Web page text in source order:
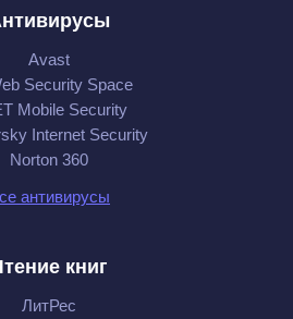
Avast
Security Space
Mobile Security
Internet Security
Norton 360
антивирусы
книг
ЛитРес